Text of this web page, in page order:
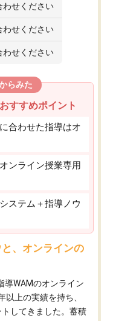
わせください
わせください
わせください
らみた
すすめポイント
合わせた指導はオ
ンライン授業専用
ステム＋指導ノウ
、オンラインの
導WAMのオンライン
上の実績を持ち、
してきました。蓄積